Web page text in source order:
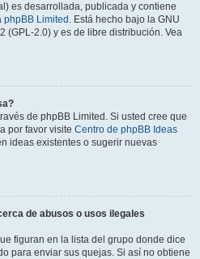
es desarrollada, publicada y contiene
phpBB Limited . Está hecho bajo la GNU
(GPL-2.0) y es de libre distribución. Vea
de phpBB Limited. Si usted cree que
por favor visite Centro de phpBB Ideas
ideas existentes o sugerir nuevas
de abusos o usos ilegales
figuran en la lista del grupo donde dice
para enviar sus quejas. Si así no obtiene